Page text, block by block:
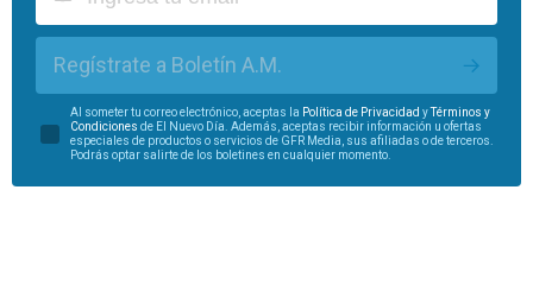
Regístrate a Boletín A.M.
Al someter tu correo electrónico, aceptas la Política de Privacidad y
Términos y
Condiciones de El Nuevo Día. Además, aceptas recibir información u ofertas
especiales de productos o servicios de GFR Media, sus afiliadas o de terceros.
Podrás optar salirte de los boletines en cualquier momento.